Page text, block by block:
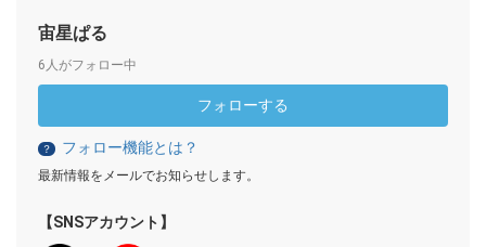
宙星ぱる
6人がフォロー中
フォローする
？ フォロー機能とは？
最新情報をメールでお知らせします。
【SNSアカウント】